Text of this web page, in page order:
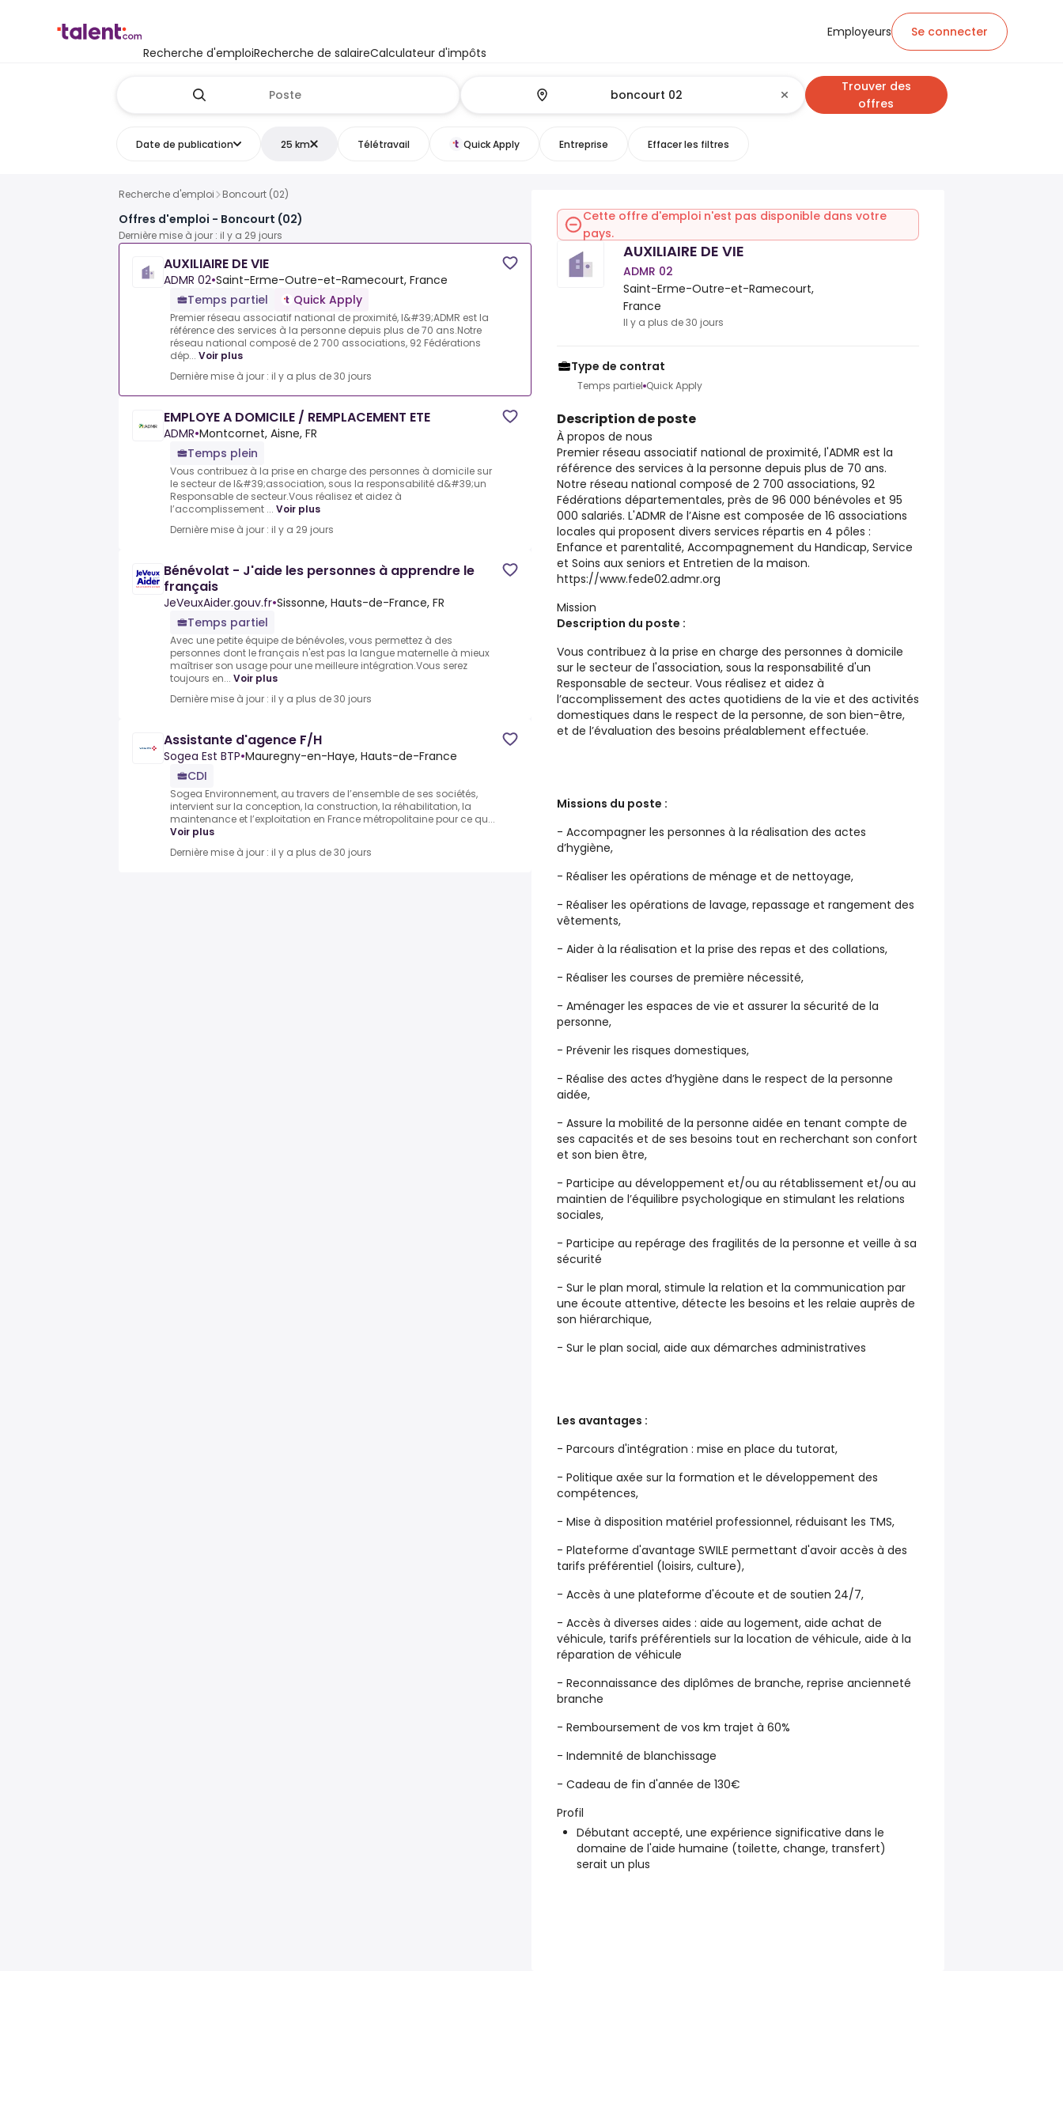
Recherche d'emploiRecherche de salaireCalculateur d'impôts
Employeurs Se connecter
Trouver des
offres
Date de publication 25 km Télétravail Quick Apply Entreprise Effacer les filtres
Recherche d'emploi Boncourt (02)
Offres d'emploi - Boncourt (02)
Dernière mise à jour : il y a 29 jours
AUXILIAIRE DE VIE
ADMR 02•Saint-Erme-Outre-et-Ramecourt, France
Temps partiel
Quick Apply
Premier réseau associatif national de proximité, l&#39;ADMR est la
référence des services à la personne depuis plus de 70 ans.Notre
réseau national composé de 2 700 associations, 92 Fédérations
dép... Voir plus
Dernière mise à jour : il y a plus de 30 jours
EMPLOYE A DOMICILE / REMPLACEMENT ETE
ADMR•Montcornet, Aisne, FR
Temps plein
Vous contribuez à la prise en charge des personnes à domicile sur
le secteur de l&#39;association, sous la responsabilité d&#39;un
Responsable de secteur.Vous réalisez et aidez à
l’accomplissement ... Voir plus
Dernière mise à jour : il y a 29 jours
Bénévolat - J'aide les personnes à apprendre le
français
JeVeuxAider.gouv.fr•Sissonne, Hauts-de-France, FR
Temps partiel
Avec une petite équipe de bénévoles, vous permettez à des
personnes dont le français n'est pas la langue maternelle à mieux
maîtriser son usage pour une meilleure intégration.Vous serez
toujours en... Voir plus
Dernière mise à jour : il y a plus de 30 jours
Assistante d'agence F/H
Sogea Est BTP•Mauregny-en-Haye, Hauts-de-France
CDI
Sogea Environnement, au travers de l’ensemble de ses sociétés,
intervient sur la conception, la construction, la réhabilitation, la
maintenance et l’exploitation en France métropolitaine pour ce qu...
Voir plus
Dernière mise à jour : il y a plus de 30 jours
Cette offre d'emploi n'est pas disponible dans votre
pays.
AUXILIAIRE DE VIE
ADMR 02
Saint-Erme-Outre-et-Ramecourt,
France
Il y a plus de 30 jours
Type de contrat
Temps partiel Quick Apply
Description de poste
À propos de nous
Premier réseau associatif national de proximité, l'ADMR est la
référence des services à la personne depuis plus de 70 ans.
Notre réseau national composé de 2 700 associations, 92
Fédérations départementales, près de 96 000 bénévoles et 95
000 salariés. L'ADMR de l’Aisne est composée de 16 associations
locales qui proposent divers services répartis en 4 pôles :
Enfance et parentalité, Accompagnement du Handicap, Service
et Soins aux seniors et Entretien de la maison.
https://www.fede02.admr.org
Mission
Description du poste :
Vous contribuez à la prise en charge des personnes à domicile
sur le secteur de l'association, sous la responsabilité d'un
Responsable de secteur. Vous réalisez et aidez à
l’accomplissement des actes quotidiens de la vie et des activités
domestiques dans le respect de la personne, de son bien-être,
et de l’évaluation des besoins préalablement effectuée.
Missions du poste :
- Accompagner les personnes à la réalisation des actes
d’hygiène,
- Réaliser les opérations de ménage et de nettoyage,
- Réaliser les opérations de lavage, repassage et rangement des
vêtements,
- Aider à la réalisation et la prise des repas et des collations,
- Réaliser les courses de première nécessité,
- Aménager les espaces de vie et assurer la sécurité de la
personne,
- Prévenir les risques domestiques,
- Réalise des actes d’hygiène dans le respect de la personne
aidée,
- Assure la mobilité de la personne aidée en tenant compte de
ses capacités et de ses besoins tout en recherchant son confort
et son bien être,
- Participe au développement et/ou au rétablissement et/ou au
maintien de l’équilibre psychologique en stimulant les relations
sociales,
- Participe au repérage des fragilités de la personne et veille à sa
sécurité
- Sur le plan moral, stimule la relation et la communication par
une écoute attentive, détecte les besoins et les relaie auprès de
son hiérarchique,
- Sur le plan social, aide aux démarches administratives
Les avantages :
- Parcours d'intégration : mise en place du tutorat,
- Politique axée sur la formation et le développement des
compétences,
- Mise à disposition matériel professionnel, réduisant les TMS,
- Plateforme d'avantage SWILE permettant d'avoir accès à des
tarifs préférentiel (loisirs, culture),
- Accès à une plateforme d'écoute et de soutien 24/7,
- Accès à diverses aides : aide au logement, aide achat de
véhicule, tarifs préférentiels sur la location de véhicule, aide à la
réparation de véhicule
- Reconnaissance des diplômes de branche, reprise ancienneté
branche
- Remboursement de vos km trajet à 60%
- Indemnité de blanchissage
- Cadeau de fin d'année de 130€
Profil
Débutant accepté, une expérience significative dans le
domaine de l'aide humaine (toilette, change, transfert)
serait un plus